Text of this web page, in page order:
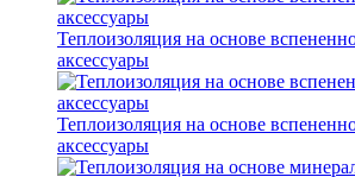
Теплоизоляция на основе
аксессуары
Теплоизоляция на основе
аксессуары